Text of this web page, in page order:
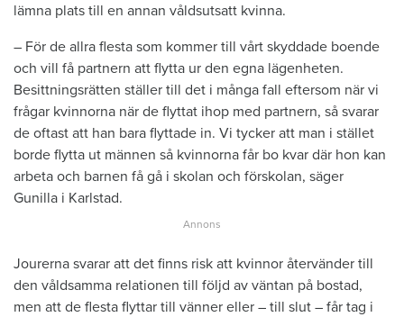
lämna plats till en annan våldsutsatt kvinna.
– För de allra flesta som kommer till vårt skyddade boende
och vill få partnern att flytta ur den egna lägenheten.
Besittningsrätten ställer till det i många fall eftersom när vi
frågar kvinnorna när de flyttat ihop med partnern, så svarar
de oftast att han bara flyttade in. Vi tycker att man i stället
borde flytta ut männen så kvinnorna får bo kvar där hon kan
arbeta och barnen få gå i skolan och förskolan, säger
Gunilla i Karlstad.
Jourerna svarar att det finns risk att kvinnor återvänder till
den våldsamma relationen till följd av väntan på bostad,
men att de flesta flyttar till vänner eller – till slut – får tag i